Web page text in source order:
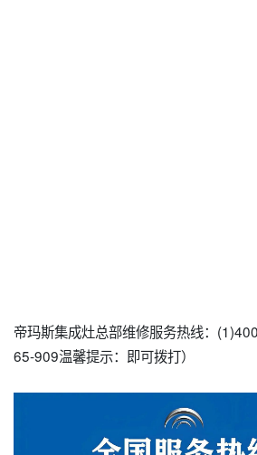
帝玛斯集成灶总部维修服务热线：
65-909温馨提示：即可拨打）